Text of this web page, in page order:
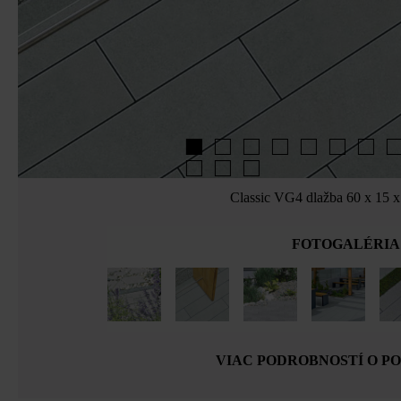
Classic VG4 dlažba 60 x 15
FOTOGALÉRIA
VIAC PODROBNOSTÍ O